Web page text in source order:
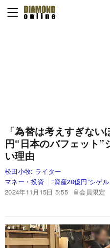
「為替は考えすぎな
円“日本のバフェット
い理由
松田小牧: ライター
マネー・投資
“資産20億円”シゲ
2024年11月15日 5:55
会員限定